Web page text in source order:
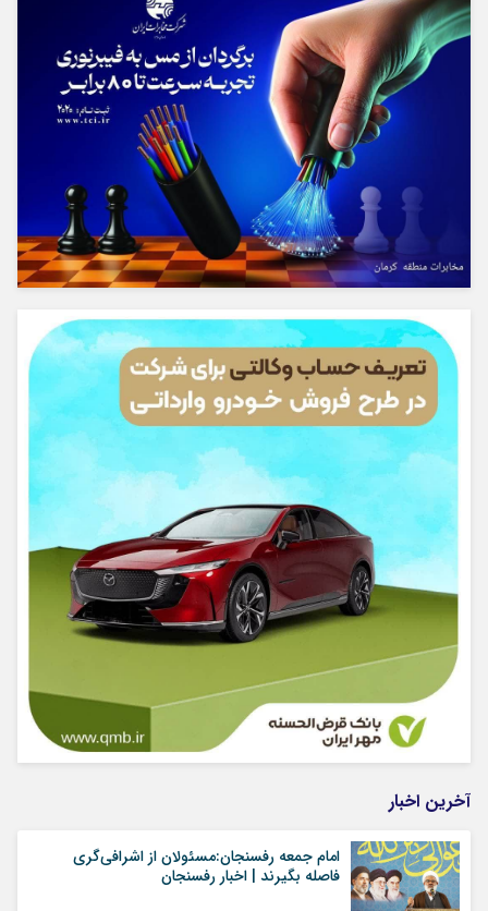
آخرین اخبار
امام جمعه رفسنجان:مسئولان از اشرافی‌گری
فاصله بگیرند | اخبار رفسنجان